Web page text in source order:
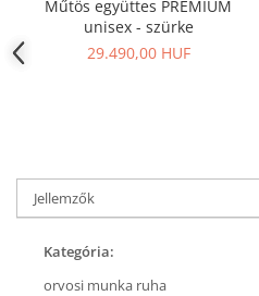
Műtös együttes PREMIUM
unisex - szürke
29.490,00 HUF
Jellemzők
Kategória:
orvosi munka ruha